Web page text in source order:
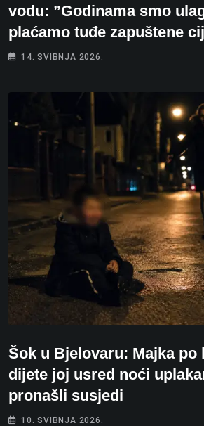
vodu: ”Godinama smo
plaćamo tuđe zapuštene
14. SVIBNJA 2026.
Šok u Bjelovaru: Majka po
dijete joj usred noći
pronašli susjedi
10. SVIBNJA 2026.